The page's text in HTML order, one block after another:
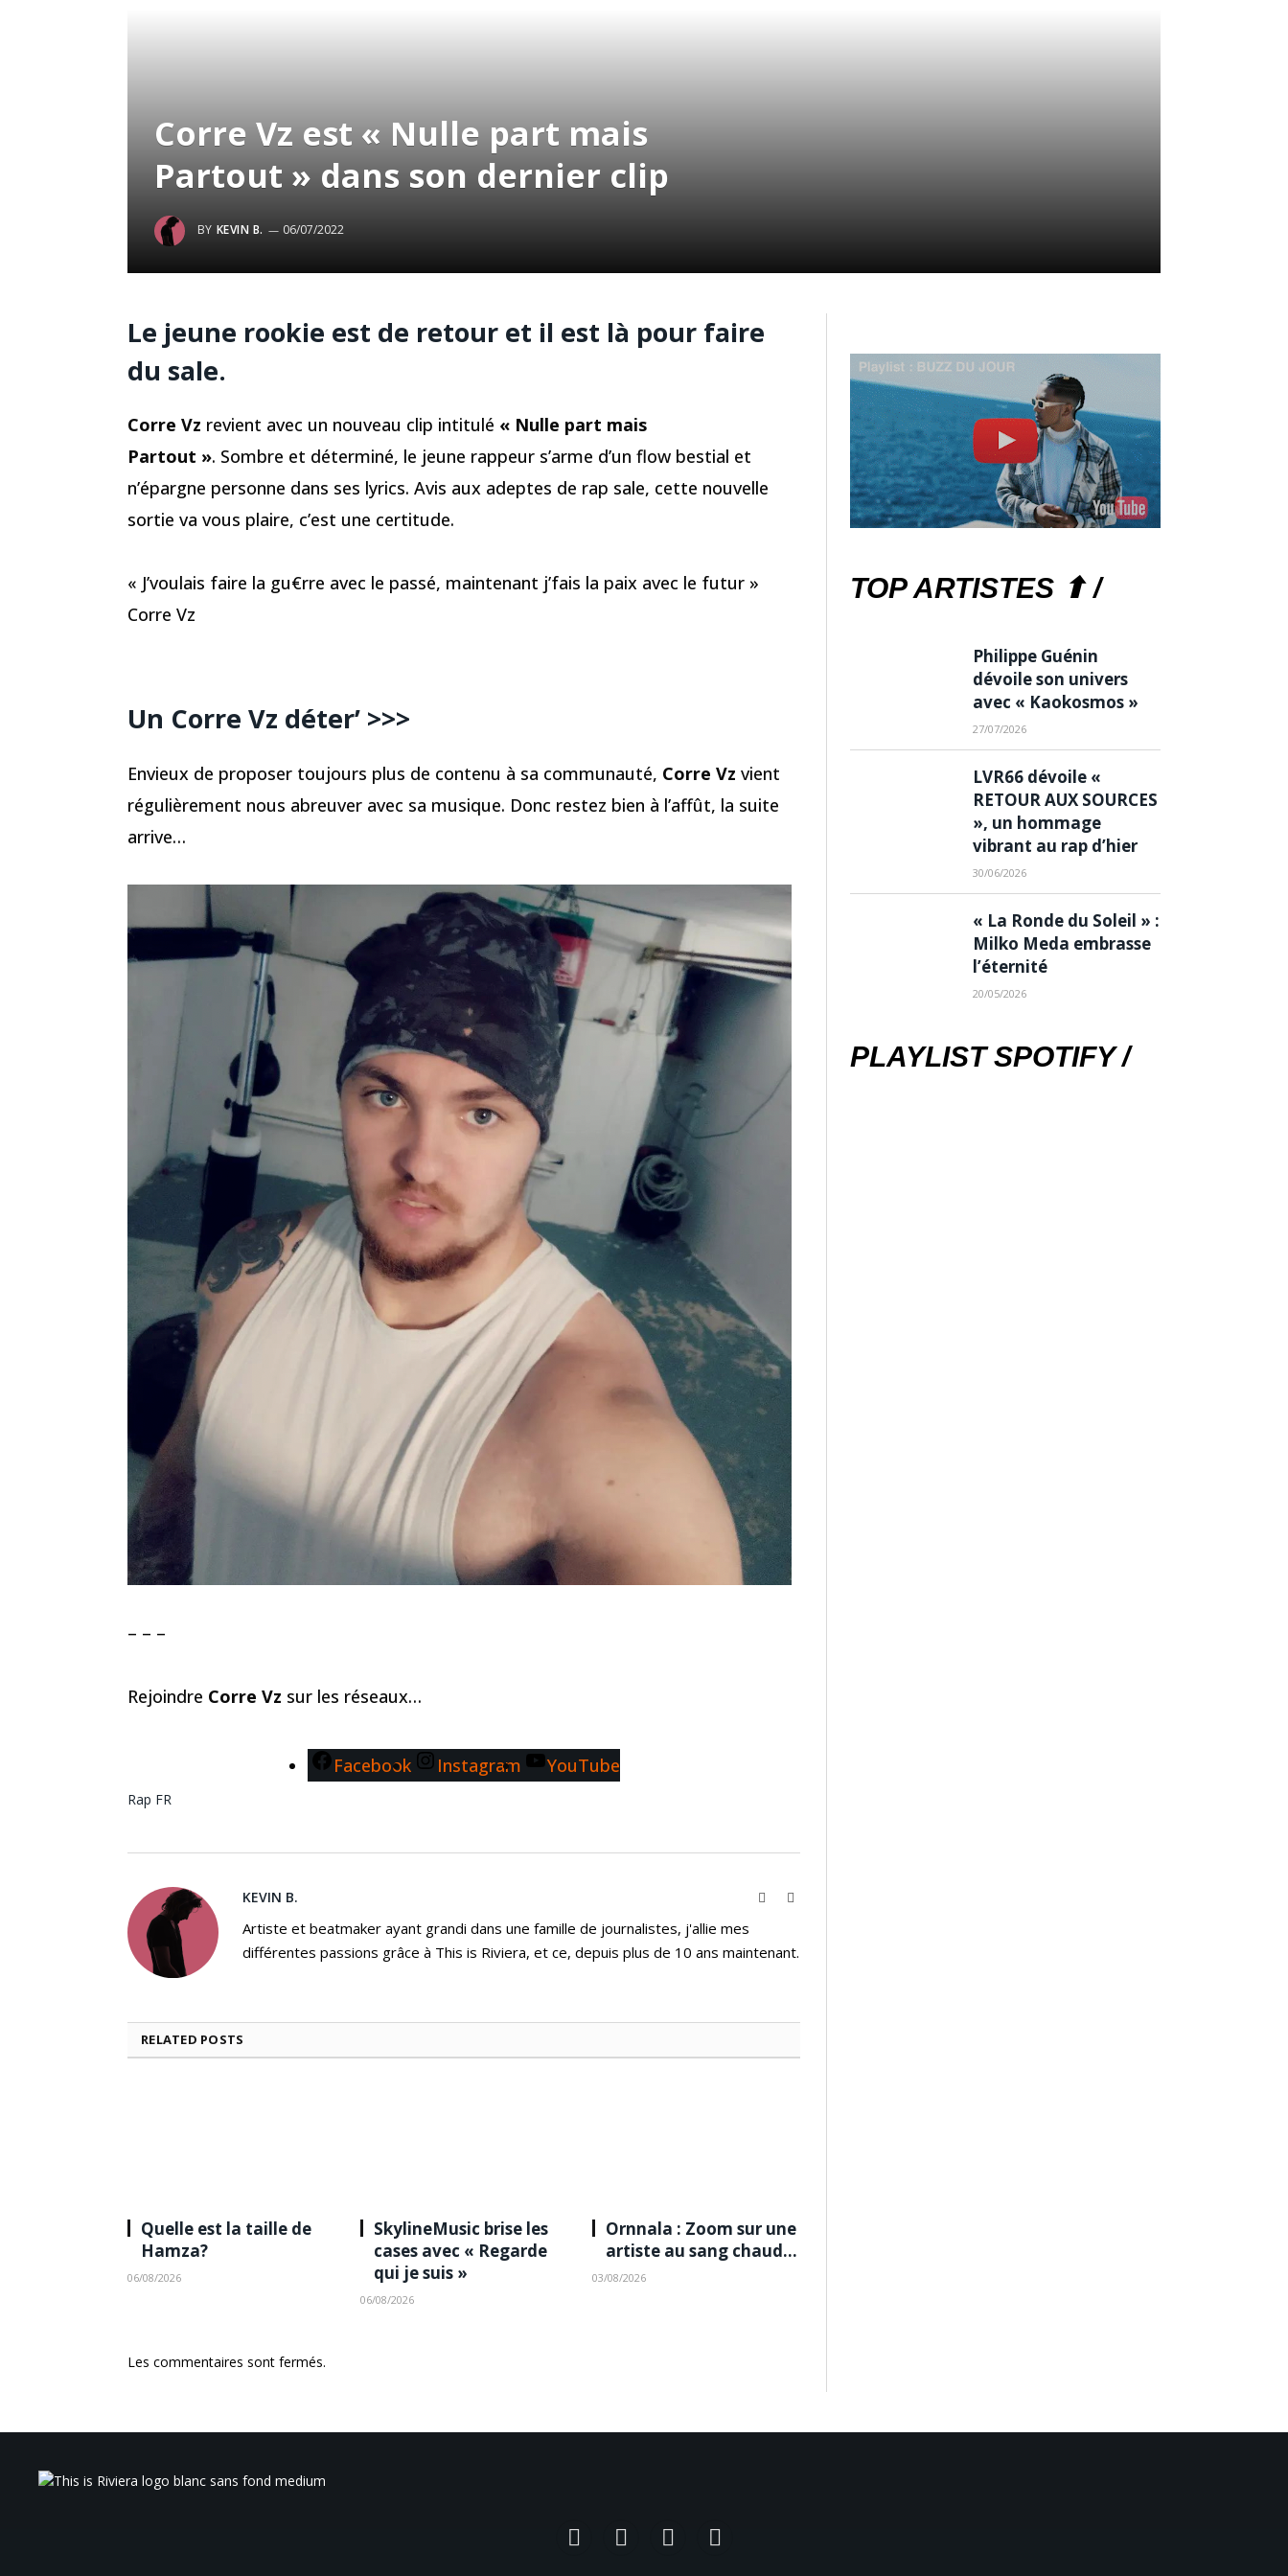
Corre Vz est « Nulle part mais
Partout » dans son dernier clip
BY KEVIN B. 06/07/2022
Le jeune rookie est de retour et il est là pour faire
du sale.
Corre Vz revient avec un nouveau clip intitulé « Nulle part mais
Partout ». Sombre et déterminé, le jeune rappeur s’arme d’un flow bestial et
n’épargne personne dans ses lyrics. Avis aux adeptes de rap sale, cette nouvelle
sortie va vous plaire, c’est une certitude.
« J’voulais faire la gu€rre avec le passé, maintenant j’fais la paix avec le futur »
Corre Vz
Un Corre Vz déter’ >>>
Envieux de proposer toujours plus de contenu à sa communauté, Corre Vz vient
régulièrement nous abreuver avec sa musique. Donc restez bien à l’affût, la suite
arrive…
– – –
Rejoindre Corre Vz sur les réseaux…
Facebook Instagram YouTube
Rap FR
KEVIN B. Website
Artiste et beatmaker ayant grandi dans une famille de journalistes, j'allie mes
différentes passions grâce à This is Riviera, et ce, depuis plus de 10 ans maintenant.
RELATED POSTS
Quelle est la taille de
Hamza?
06/08/2026
SkylineMusic brise les
cases avec « Regarde
qui je suis »
06/08/2026
Ornnala : Zoom sur une
artiste au sang chaud…
03/08/2026
Les commentaires sont fermés.
TOP ARTISTES ⬆ /
Philippe Guénin
dévoile son univers
avec « Kaokosmos »
27/07/2026
LVR66 dévoile «
RETOUR AUX SOURCES
», un hommage
vibrant au rap d’hier
30/06/2026
« La Ronde du Soleil » :
Milko Meda embrasse
l’éternité
20/05/2026
PLAYLIST SPOTIFY /
FacebookInstagramTikTok YouTube